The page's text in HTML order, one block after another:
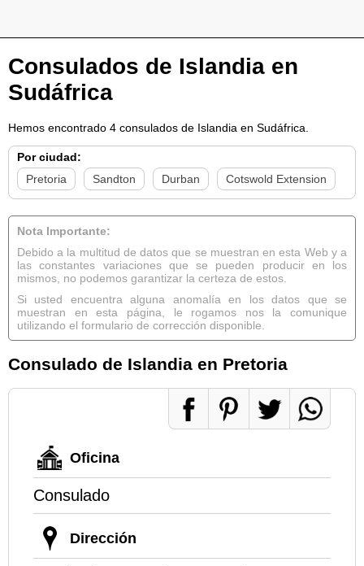
Consulados de Islandia en
Sudáfrica
Hemos encontrado 4 consulados de Islandia en Sudáfrica.
Por ciudad:
Pretoria
Sandton Durban Cotswold Extension
Nota Importante:
Debido a la multitud de datos que se muestran en esta Web y a
las constantes variaciones que se pueden producir en los
mismos, no podemos garantizar la certeza de estos.
Si usted encuentra alguna anomalía en los datos que se
muestran en esta página, le rogamos nos la comunique
utilizando el formulario de corrección disponible.
Consulado de Islandia en Pretoria
Oficina
Consulado
Dirección